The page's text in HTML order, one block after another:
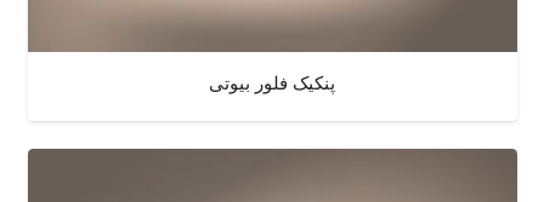
پنکیک فلور بیوتی